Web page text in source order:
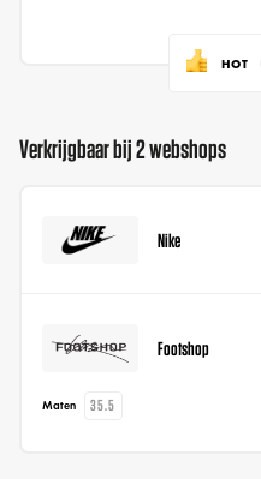
HOT
Verkrijgbaar bij 2 webshops
Nike
Footshop
Maten 35.5